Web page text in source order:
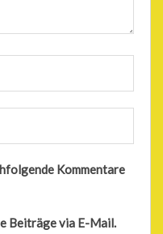
Kommentare
Beiträge via E-Mail.